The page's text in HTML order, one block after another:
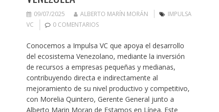
09/07/2025 ALBERTO MARÍN MORÁN
IMPULSA
VC
0 COMENTARIOS
Conocemos a Impulsa VC que apoya el desarrollo
del ecosistema Venezolano, mediante la inversión
de recursos a empresas pequeñas y medianas,
contribuyendo directa e indirectamente al
mejoramiento de su nivel productivo y competitivo,
con Morelia Quintero, Gerente General junto a
Alberto Marin Moran de Estamos en Línea. Este